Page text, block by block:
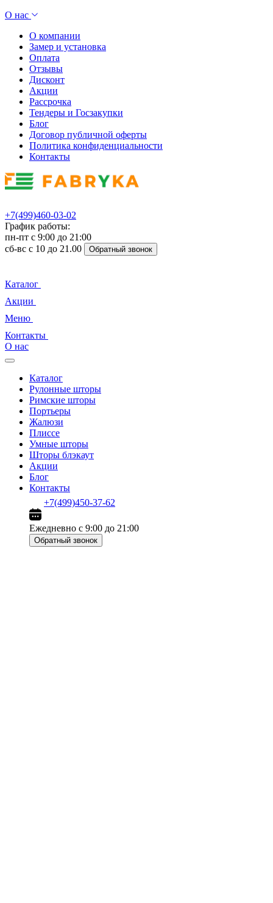
О нас
О компании
Замер и установка
Оплата
Отзывы
Дисконт
Акции
Рассрочка
Тендеры и Госзакупки
Блог
Договор публичной оферты
Политика конфиденциальности
Контакты
+7(499)460-03-02
График работы:
пн-пт с 9:00 до 21:00
сб-вс с 10 до 21.00
Обратный звонок
Каталог
Акции
Меню
Контакты
О нас
Каталог
Рулонные шторы
Римские шторы
Портьеры
Жалюзи
Плиссе
Умные шторы
Шторы блэкаут
Акции
Блог
Контакты
+7(499)450-37-62
Ежедневно с 9:00 до 21:00
Обратный звонок